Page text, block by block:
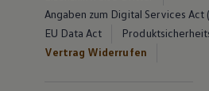
Angaben zum Digital Services Act
EU Data Act
Vertrag Widerrufen